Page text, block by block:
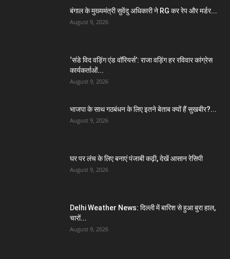
बंगाल के मुख्यमंत्री सुवेंदु अधिकारी ने RG कर रेप और मर्डर...
August 9, 2026
‘संडे विद वड़िंग एंड वॉरियर्स’: राजा वड़िंग हर रविवार कांग्रेस
कार्यकर्ताओं...
August 9, 2026
भाजपा के साथ गठबंधन के लिए इतने बेताब क्यों हैं सुखबीर?...
August 9, 2026
घर पर लंच के लिए बनाएं पंजाबी कढ़ी, देखें आसान रेसिपी
August 9, 2026
Delhi Weather News: दिल्ली में बारिश से हुआ बुरा हाल,
चारों...
August 9, 2026